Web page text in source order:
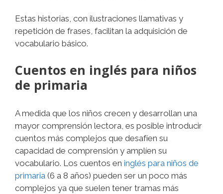
Estas historias, con ilustraciones llamativas y
repetición de frases, facilitan la adquisición de
vocabulario básico.
Cuentos en inglés para niños
de primaria
A medida que los niños crecen y desarrollan una
mayor comprensión lectora, es posible introducir
cuentos más complejos que desafíen su
capacidad de comprensión y amplíen su
vocabulario. Los cuentos en inglés para niños de
primaria (6 a 8 años) pueden ser un poco más
complejos ya que suelen tener tramas más